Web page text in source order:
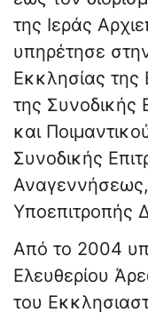
της Ιεράς
υπηρέτησε
Εκκλησίας
της Συνοδικής
και
Συνοδικής
Αναγεννήσεως,
Υποεπιτροπής
Από το 2004
Ελευθερίου
του